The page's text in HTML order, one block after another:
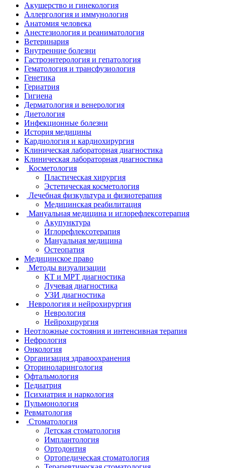
Акушерство и гинекология
Аллергология и иммунология
Анатомия человека
Анестезиология и реаниматология
Ветеринария
Внутренние болезни
Гастроэнтерология и гепатология
Гематология и трансфузиология
Генетика
Гериатрия
Гигиена
Дерматология и венерология
Диетология
Инфекционные болезни
История медицины
Кардиология и кардиохирургия
Клиническая лабораторная диагностика
Клиническая лабораторная диагностика
Косметология
Пластическая хирургия
Эстетическая косметология
Лечебная физкультура и физиотерапия
Медицинская реабилитация
Мануальная медицина и иглорефлексотерапия
Акупунктура
Иглорефлексотерапия
Мануальная медицина
Остеопатия
Медицинское право
Методы визуализации
КТ и МРТ диагностика
Лучевая диагностика
УЗИ диагностика
Неврология и нейрохирургия
Неврология
Нейрохирургия
Неотложные состояния и интенсивная терапия
Нефрология
Онкология
Организация здравоохранения
Оториноларингология
Офтальмология
Педиатрия
Психиатрия и наркология
Пульмонология
Ревматология
Стоматология
Детская стоматология
Имплантология
Ортодонтия
Ортопедическая стоматология